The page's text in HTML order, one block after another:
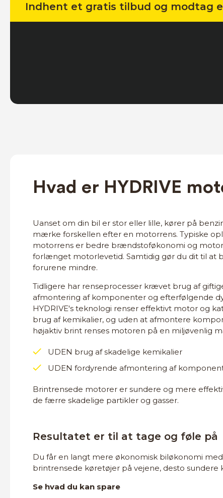
Indhent et gratis tilbud og modtag
Hvad er HYDRIVE
Uanset om din bil er stor eller lille, kører på
mærke forskellen efter en motorrens. Typiske
motorrens er bedre brændstoføkonomi og
forlænget motorlevetid. Samtidig gør du dit til at
forurene mindre.
Tidligere har renseprocesser krævet brug af
afmontering af komponenter og efterfølgende
HYDRIVE's teknologi renser effektivt motor og
brug af kemikalier, og uden at afmontere
højaktiv brint renses motoren på en miljøvenlig
UDEN brug af skadelige kemikalier
UDEN fordyrende afmontering af
Brintrensede motorer er sundere og mere
de færre skadelige partikler og gasser.
Resultatet er til at tage og føle på
Du får en langt mere økonomisk biløkonomi
brintrensede køretøjer på vejene, desto sundere
Se hvad du kan spare